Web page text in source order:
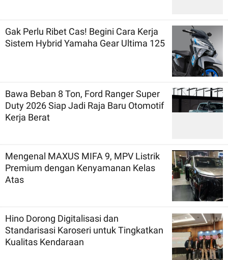
Gak Perlu Ribet Cas! Begini Cara Kerja
Sistem Hybrid Yamaha Gear Ultima 125
Bawa Beban 8 Ton, Ford Ranger Super
Duty 2026 Siap Jadi Raja Baru Otomotif
Kerja Berat
Mengenal MAXUS MIFA 9, MPV Listrik
Premium dengan Kenyamanan Kelas
Atas
Hino Dorong Digitalisasi dan
Standarisasi Karoseri untuk Tingkatkan
Kualitas Kendaraan